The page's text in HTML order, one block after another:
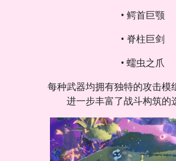
• 鳄首巨颚
• 脊柱巨剑
• 蠕虫之爪
每种武器均拥有独特的攻击模
进一步丰富了战斗构筑的